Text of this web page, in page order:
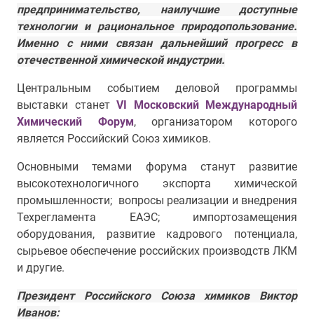
предпринимательство, наилучшие доступные
технологии и рациональное природопользование.
Именно с ними связан дальнейший прогресс в
отечественной химической индустрии.
Центральным событием деловой программы
выставки станет VI Московский Международный
Химический Форум, организатором которого
является Российский Союз химиков.
Основными темами форума станут развитие
высокотехнологичного экспорта химической
промышленности; вопросы реализации и внедрения
Техрегламента ЕАЭС; импортозамещения
оборудования, развитие кадрового потенциала,
сырьевое обеспечение российских производств ЛКМ
и другие.
Президент Российского Союза химиков Виктор
Иванов: